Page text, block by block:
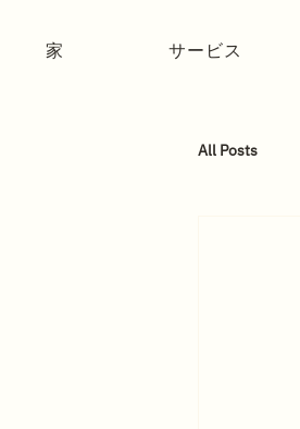
家 サービス
All Posts